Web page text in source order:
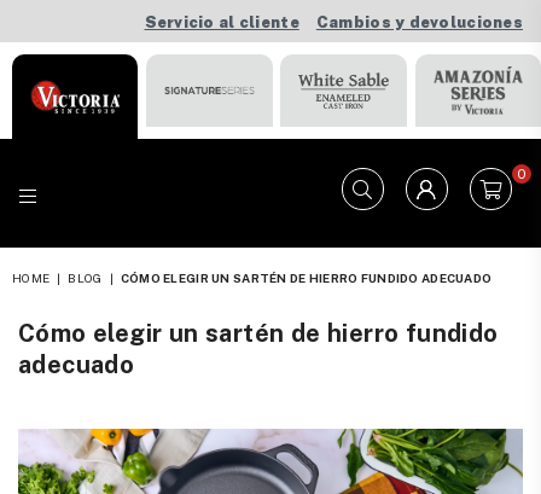
Servicio al cliente Cambios y devoluciones
0
HOME | BLOG | CÓMO ELEGIR UN SARTÉN DE HIERRO FUNDIDO ADECUADO
Cómo elegir un sartén de hierro fundido
adecuado